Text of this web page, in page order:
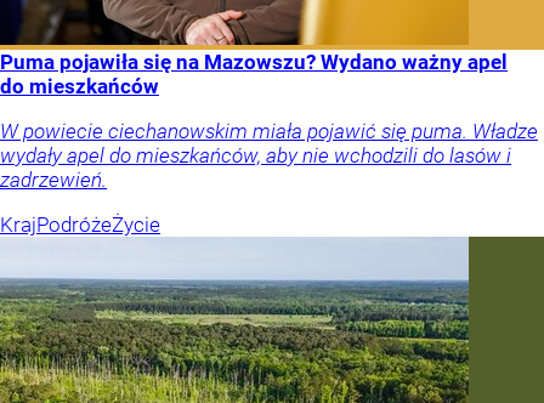
Puma pojawiła się na Mazowszu? Wydano ważny apel
do mieszkańców
W powiecie ciechanowskim miała pojawić się puma. Władze
wydały apel do mieszkańców, aby nie wchodzili do lasów i
zadrzewień.
KrajPodróżeŻycie